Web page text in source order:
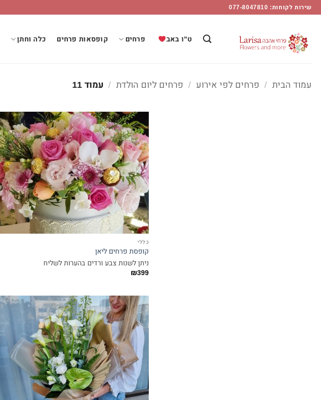
פרחים
ליום
עמוד
Skipשירות לקוחות: 077-8047810
ט"ו באב פרחים קופסאות פרחים כלה וחתן
עמוד הבית / פרחים לפי אירוע / פרחים ליום הולדת / עמוד 11
כללי
קופסת פרחים ליאן
ניתן לשנות צבע ורדים בהערות לשליח
₪399